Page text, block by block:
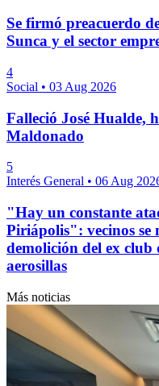
Se firmó preacuerdo
Sunca y el sector
4
Social • 03 Aug 2026
Falleció José Hualde,
Maldonado
5
Interés General • 06 Aug
"Hay un constante
Piriápolis": vecinos
demolición del ex club
aerosillas
Más noticias